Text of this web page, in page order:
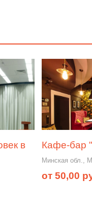
в
Кафе-бар
Минская обл.,
от 50,00